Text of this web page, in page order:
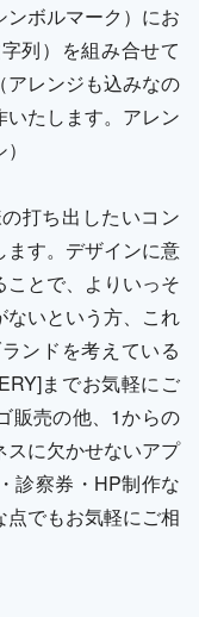
ボルマーク）にお
列）を組み合せて
アレンジも込みなの
たします。アレン
打ち出したいコン
ます。デザインに意
とで、よりいっそ
ないという方、これ
ンドを考えている
までお気軽にご
販売の他、1からの
スに欠かせないアプ
診察券・HP制作な
でもお気軽にご相